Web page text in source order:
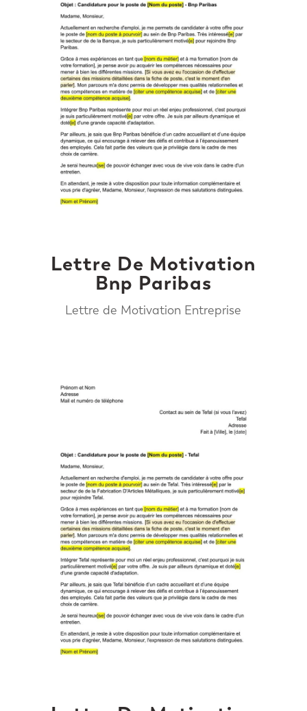
Lettre De Motivation
Bnp Paribas
Lettre de Motivation Entreprise